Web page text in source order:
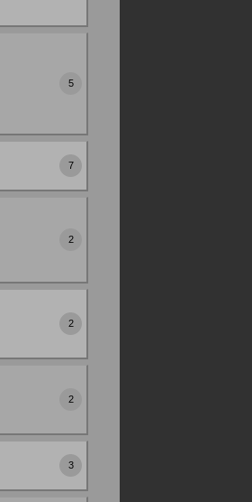
5
7
2
2
2
3